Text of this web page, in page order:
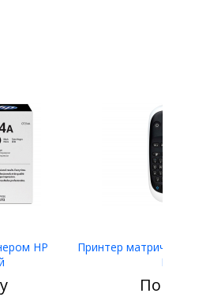
HP
Принтер матричный
LW-400
По